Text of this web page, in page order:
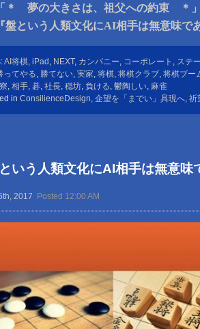
＊ 夢の大きさは、祖父への約束 ＊
という人類文化にAI相手は無意味で
AI将棋, iPad , NEXT, カンパニー, コーポレート , ステ
ってやる, 勝てない, 実家, 将棋, 将棋クラブ, 将棋ブー
, 相手, 碁, 社長, 穏坊, 負ける, 鬱陶しい, 麻雀
in ConsilienceDesign, 企望を「までい」具現へ, 祈
という人類文化にAI相手は無意味
2017 Posted 12:00 AM